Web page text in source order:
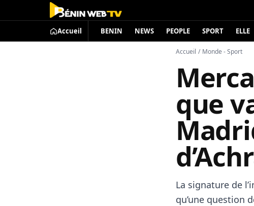
Accueil BENIN NEWS PEOPLE SPORT ELLE
Accueil / Monde - Sport
que
La signature de
qu’une question